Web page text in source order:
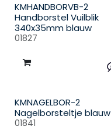
KMHANDBORVB-2
Handborstel Vuilblik
340x35mm blauw
01827
KMNAGELBOR-2
Nagelborsteltje blauw
01841